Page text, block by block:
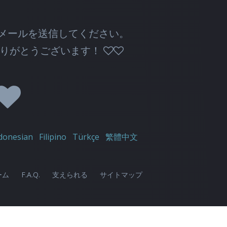
ールを送信してください。
がとうございます！
Filipino Türkçe 繁體中文
ム F.A.Q. 支えられる サイトマップ